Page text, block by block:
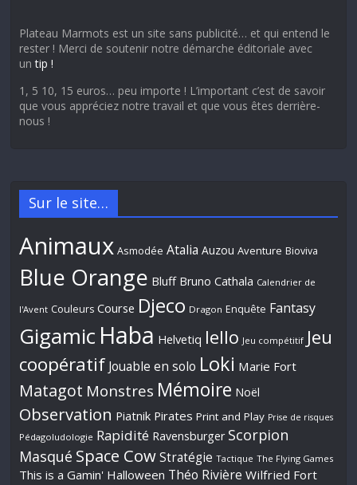
Plateau Marmots est un site sans publicité… et qui entend le
rester ! Merci de soutenir notre démarche éditoriale avec
untip !
1, 5 10, 15 euros… peu importe ! L’important c’est de savoir
que vous appréciez notre travail et que vous êtes derrière-
nous !
Sur le site…
Animaux Asmodée Atalia Auzou Aventure Bioviva
Blue Orange Bluff Bruno Cathala Calendrier de
l'Avent Couleurs Course Djeco Dragon Enquête Fantasy
Gigamic Haba Helvetiq Iello Jeu compétitif Jeu
coopératif Jouable en solo Loki Marie Fort
Matagot Monstres Mémoire Noël
Observation Piatnik Pirates Print and Play Prise de risques
Pédagoludologie Rapidité Ravensburger Scorpion
Masqué Space Cow Stratégie Tactique The Flying Games
This is a Gamin' Halloween Théo Rivière Wilfried Fort